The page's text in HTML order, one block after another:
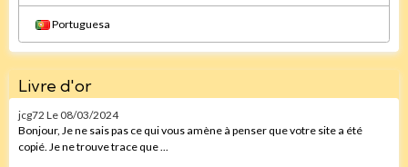
Portuguesa
Livre d'or
jcg72 Le 08/03/2024
Bonjour, Je ne sais pas ce qui vous amène à penser que votre site a été
copié. Je ne trouve trace que ...